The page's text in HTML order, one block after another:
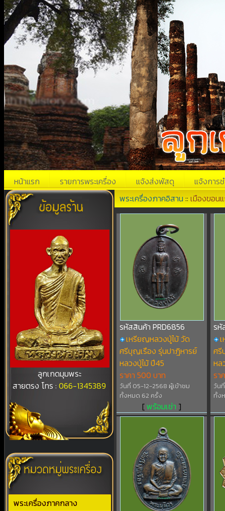
หน้าแรก รายการพระเครื่อง แจ้งส่งพัสดุ แจ้งการช
ลูกเกดมุมพระ
สายตรง โทร :066-1345389
พระเครื่องภาคกลาง
พระเครื่องภาคอิสาน ::เมืองขอน
รหัสสินค้า PRD6856
เหรียญหลวงปู่ไม้ วัด
ศรีบุญเรือง รุ่นปาฎิหารย์
หลวงปู่ไม้ ปี45
ราคา 500 บาท
วันที่ 05-12-2568 ผู้เข้าชม
ทั้งหมด 62 ครั้ง
[พร้อมเช่า ]
รหั
ศรี
หล
รา
วัน
ทั้ง